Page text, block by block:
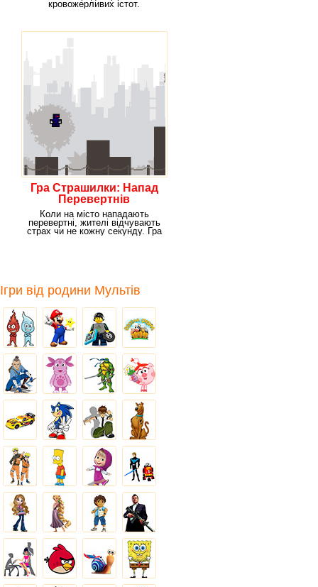
кровожерливих істот.
Гра Страшилки: Напад
Перевертнів
Коли на місто нападають
перевертні, жителі відчувають
страх чи не кожну секунду. Гра
Ігри від родини Мультів